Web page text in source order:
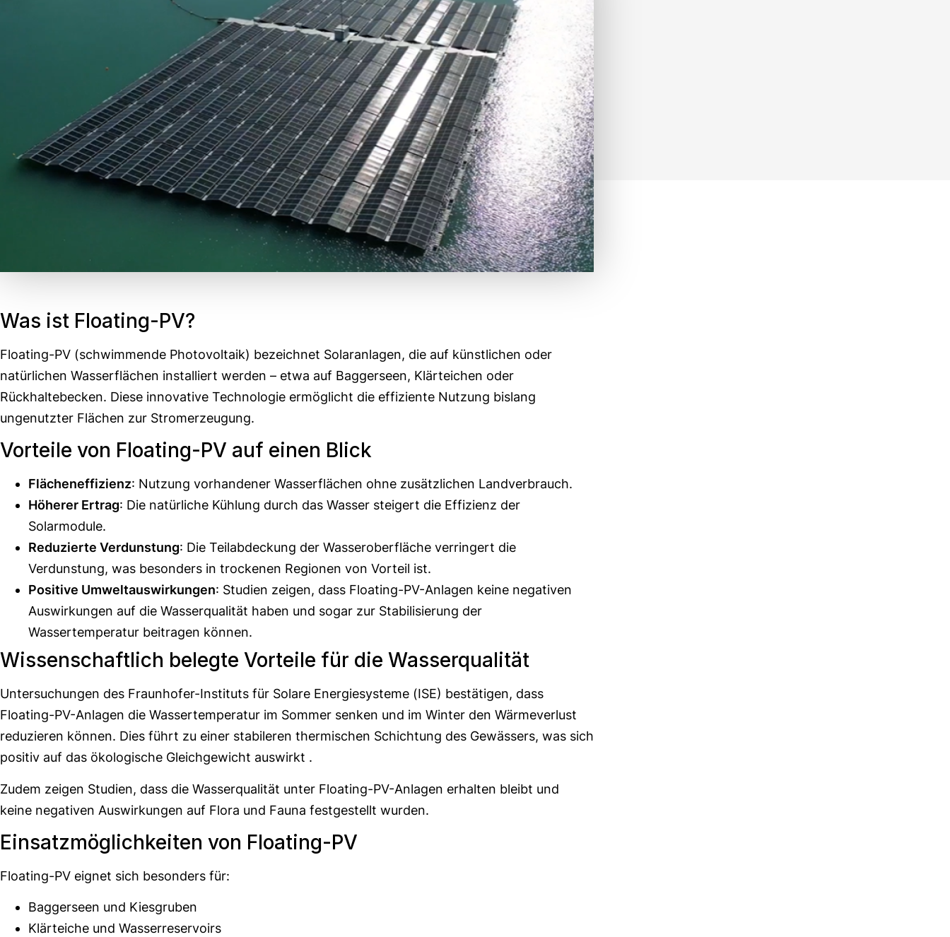
Was ist Floating-PV?
Floating-PV (schwimmende Photovoltaik) bezeichnet Solaranlagen, die auf künstlichen oder
natürlichen Wasserflächen installiert werden – etwa auf Baggerseen, Klärteichen oder
Rückhaltebecken. Diese innovative Technologie ermöglicht die effiziente Nutzung bislang
ungenutzter Flächen zur Stromerzeugung.
Vorteile von Floating-PV auf einen Blick
Flächeneffizienz: Nutzung vorhandener Wasserflächen ohne zusätzlichen Landverbrauch.
Höherer Ertrag: Die natürliche Kühlung durch das Wasser steigert die Effizienz der
Solarmodule.
Reduzierte Verdunstung: Die Teilabdeckung der Wasseroberfläche verringert die
Verdunstung, was besonders in trockenen Regionen von Vorteil ist.
Positive Umweltauswirkungen: Studien zeigen, dass Floating-PV-Anlagen keine negativen
Auswirkungen auf die Wasserqualität haben und sogar zur Stabilisierung der
Wassertemperatur beitragen können.
Wissenschaftlich belegte Vorteile für die Wasserqualität
Untersuchungen des Fraunhofer-Instituts für Solare Energiesysteme (ISE) bestätigen, dass
Floating-PV-Anlagen die Wassertemperatur im Sommer senken und im Winter den Wärmeverlust
reduzieren können. Dies führt zu einer stabileren thermischen Schichtung des Gewässers, was sich
positiv auf das ökologische Gleichgewicht auswirkt .
Zudem zeigen Studien, dass die Wasserqualität unter Floating-PV-Anlagen erhalten bleibt und
keine negativen Auswirkungen auf Flora und Fauna festgestellt wurden.
Einsatzmöglichkeiten von Floating-PV
Floating-PV eignet sich besonders für:
Baggerseen und Kiesgruben
Klärteiche und Wasserreservoirs